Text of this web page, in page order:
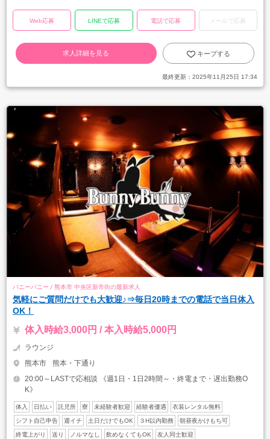
Web応募 LINEで応募 電話で応募 メールで応募
求人詳細を見る キープする
最終更新： 2025年11月25日 17:34
バニーバニー / 熊本市 中央区新市街の最新求人
気軽にご質問だけでも大歓迎♪⇒毎日20時までの電話で当日体入
OK！
体入時給3,000円 / 本入時給5,000円
ラウンジ
熊本市
熊本・下通り
20:00～LASTで応相談 《週1日・1日2時間～・終電まで・遅出勤務O
K》
体入 日払い 託児所 寮 未経験者歓迎 経験者優遇 衣装レンタル無料
シフト自己申告 週イチ 土日だけでもOK ３H以内勤務 朝昼夜かけもち可
終電上がり 送り ノルマなし 飲めなくてもOK 友人同士歓迎